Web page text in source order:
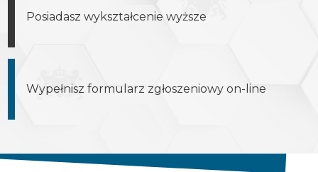
Posiadasz wykształcenie wyższe
Wypełnisz formularz zgłoszeniowy on-line